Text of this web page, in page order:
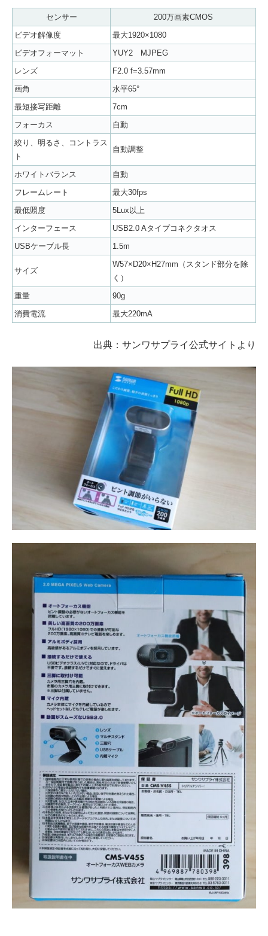
センサー
200万画素CMOS
ビデオ解像度
最大1920×1080
ビデオフォーマット
YUY2 MJPEG
レンズ
F2.0 f=3.57mm
画角
水平65°
最短接写距離
7cm
フォーカス
自動
絞り、明るさ、コントラス
ト
自動調整
ホワイトバランス
自動
フレームレート
最大30fps
最低照度
5Lux以上
インターフェース
USB2.0 Aタイプコネクタオス
USBケーブル長
1.5m
サイズ
W57×D20×H27mm（スタンド部分を除
く）
重量
90g
消費電流
最大220mA
出典：サンワサプライ公式サイトより